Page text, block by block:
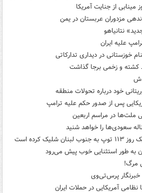
از جنایت آمریکا
مزدوران عربستان در یمن
نتانیاهو
علیه ایران
خوزستانی در دیداری تدارکاتی
کشته و زخمی برجا گذاشت
خود درباره تحولات منطقه
پس از صدور حکم علیه ترامپ
ملت‌ها در مراسم اربعین
سعودی‌ها را خواهد شنید
کرده است
به طور استثنایی خوب پیش می‌رود
مرگ!
خبرنگار پرس‌تی‌وی
آمریکایی در حملات ایران